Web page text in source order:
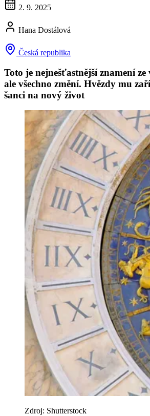
2. 9. 2025
Hana Dostálová
Česká republika
Toto je nejnešťastnější znamení ze
ale všechno změní. Hvězdy mu
šanci na nový život
Zdroj: Shutterstock